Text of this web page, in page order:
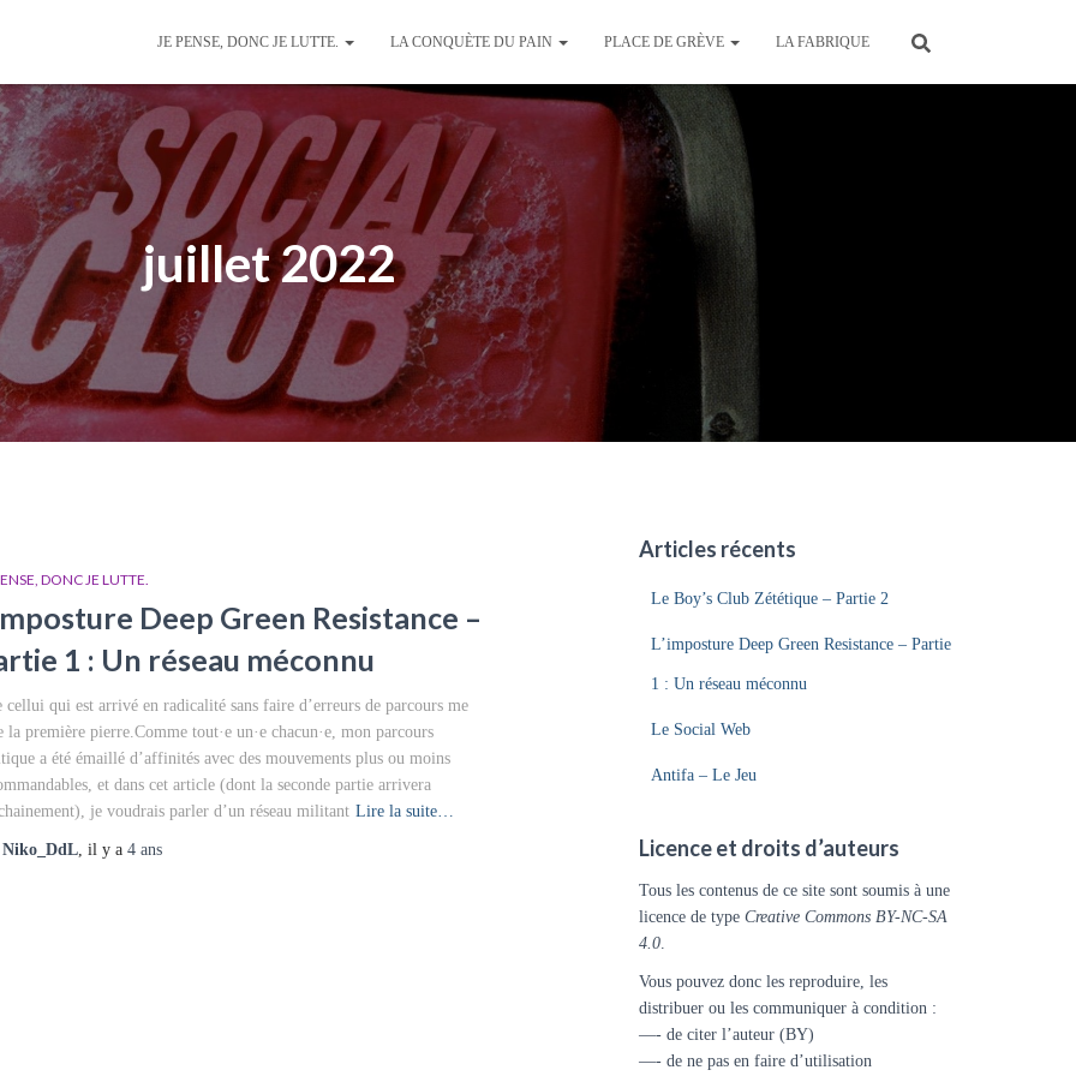
JE PENSE, DONC JE LUTTE. LA CONQUÈTE DU PAIN PLACE DE GRÈVE LA FABRIQUE
juillet 2022
DONC JE LUTTE.
Deep Green Resistance –
1 : Un réseau méconnu
cellui qui est arrivé en radicalité sans faire d’erreurs de parcours me
la première pierre.Comme tout·e un·e chacun·e, mon parcours
a été émaillé d’affinités avec des mouvements plus ou moins
et dans cet article (dont la seconde partie arrivera
je voudrais parler d’un réseau militant Lire la suite…
Niko_DdL, il y a 4 ans
Articles récents
Le Boy’s Club Zététique – Partie 2
L’imposture Deep Green Resistance – Partie
1 : Un réseau méconnu
Le Social Web
Antifa – Le Jeu
Licence et droits d’auteurs
Tous les contenus de ce site sont soumis à une
licence de type Creative Commons BY-NC-SA
4.0.
Vous pouvez donc les reproduire, les
distribuer ou les communiquer à condition :
—- de citer l’auteur (BY)
—- de ne pas en faire d’utilisation